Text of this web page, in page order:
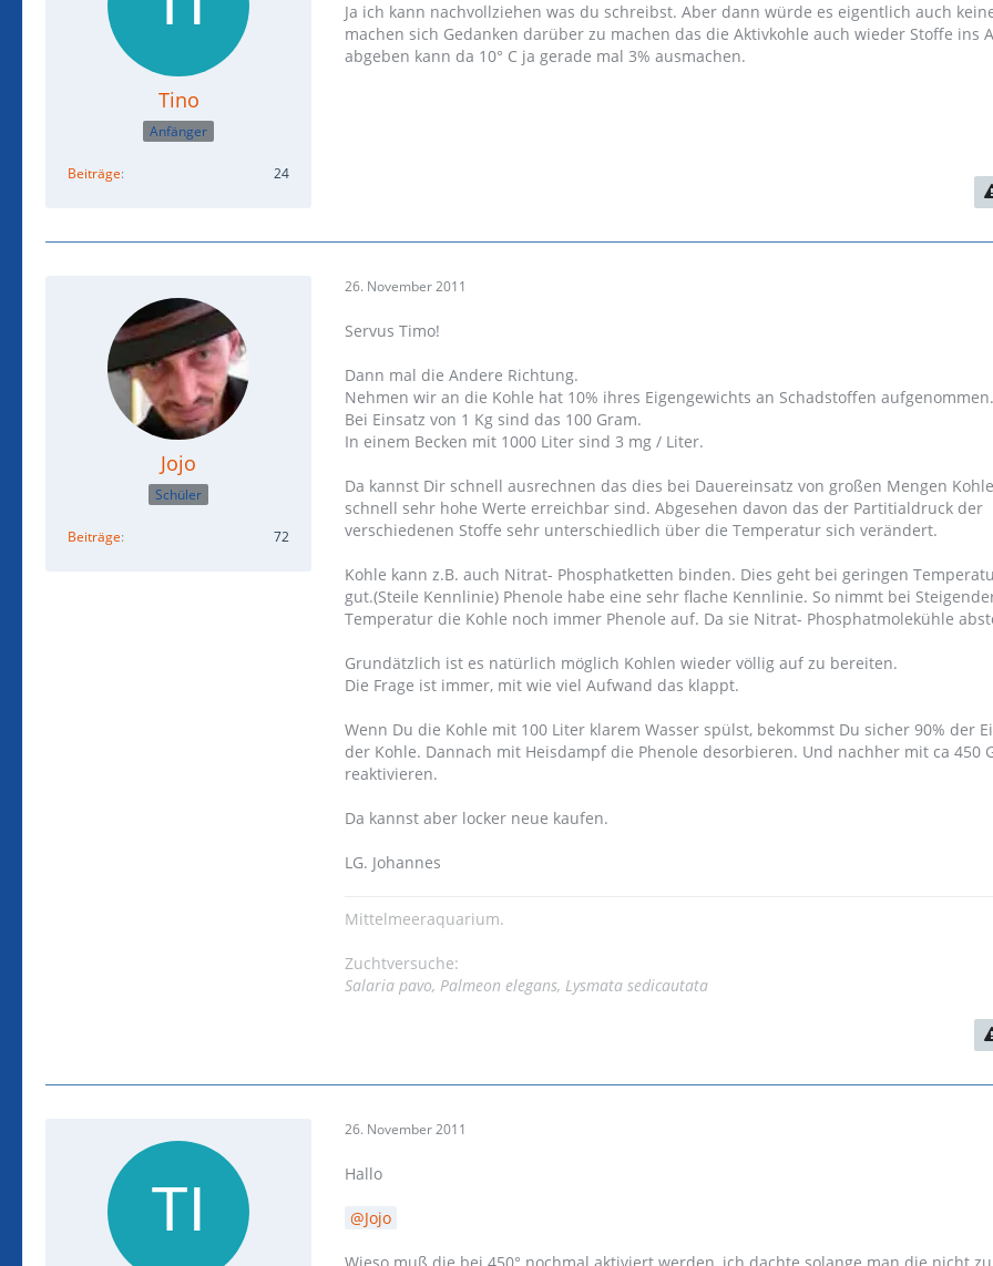
Tino
Anfänger
Beiträge 24
Ja ich kann nachvollziehen was du schreibst. Aber dann würde es eigentlich auch
machen sich Gedanken darüber zu machen das die Aktivkohle auch wieder Stoffe ins
abgeben kann da 10° C ja gerade mal 3% ausmachen.
Jojo
Schüler
Beiträge 72
26. November 2011
Servus Timo!
Dann mal die Andere Richtung.
Nehmen wir an die Kohle hat 10% ihres Eigengewichts an Schadstoffen aufgenommen.
Bei Einsatz von 1 Kg sind das 100 Gram.
In einem Becken mit 1000 Liter sind 3 mg / Liter.
Da kannst Dir schnell ausrechnen das dies bei Dauereinsatz von großen Mengen
schnell sehr hohe Werte erreichbar sind. Abgesehen davon das der Partitialdruck der
verschiedenen Stoffe sehr unterschiedlich über die Temperatur sich verändert.
Kohle kann z.B. auch Nitrat- Phosphatketten binden. Dies geht bei geringen
gut.(Steile Kennlinie) Phenole habe eine sehr flache Kennlinie. So nimmt bei
Temperatur die Kohle noch immer Phenole auf. Da sie Nitrat- Phosphatmolekühle
Grundätzlich ist es natürlich möglich Kohlen wieder völlig auf zu bereiten.
Die Frage ist immer, mit wie viel Aufwand das klappt.
Wenn Du die Kohle mit 100 Liter klarem Wasser spülst, bekommst Du sicher 90% der
der Kohle. Dannach mit Heisdampf die Phenole desorbieren. Und nachher mit ca 450
reaktivieren.
Da kannst aber locker neue kaufen.
LG. Johannes
Mittelmeeraquarium.
Zuchtversuche:
Salaria pavo, Palmeon elegans, Lysmata sedicautata
26. November 2011
Hallo
Jojo